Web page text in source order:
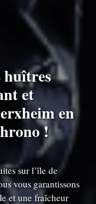
huîtres
et
en
!
sur l’île de
vous garantissons
et une fraîcheur